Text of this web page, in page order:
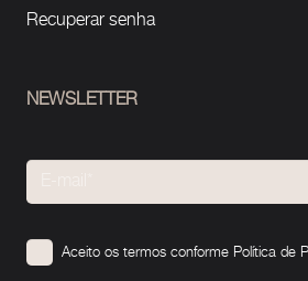
Recuperar senha
NEWSLETTER
Aceito os termos conforme Política de